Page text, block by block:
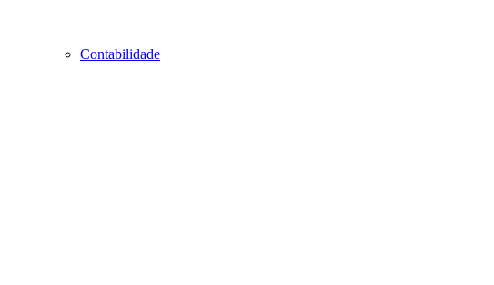
Contabilidade